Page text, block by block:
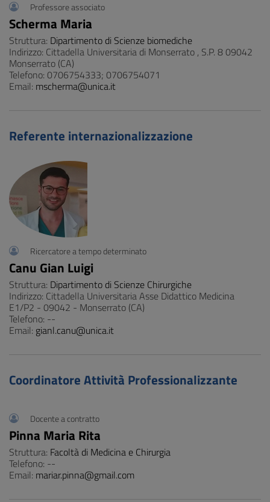
Professore associato
Scherma Maria
Struttura: Dipartimento di Scienze biomediche
Indirizzo: Cittadella Universitaria di Monserrato , S.P. 8 09042
Monserrato (CA)
Telefono: 0706754333; 0706754071
Email: mscherma@unica.it
Referente internazionalizzazione
Ricercatore a tempo determinato
Canu Gian Luigi
Struttura: Dipartimento di Scienze Chirurgiche
Indirizzo: Cittadella Universitaria Asse Didattico Medicina
E1/P2 - 09042 - Monserrato (CA)
Telefono: --
Email: gianl.canu@unica.it
Coordinatore Attività Professionalizzante
Docente a contratto
Pinna Maria Rita
Struttura: Facoltà di Medicina e Chirurgia
Telefono: --
Email: mariar.pinna@gmail.com